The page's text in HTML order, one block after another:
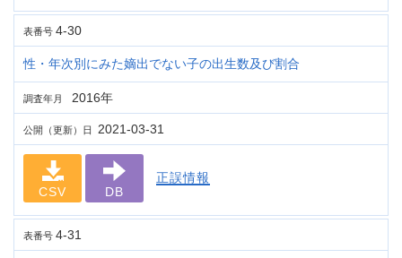
表番号 4-30
性・年次別にみた嫡出でない子の出生数及び割合
調査年月 2016年
公開（更新）日 2021-03-31
CSV DB
正誤情報
表番号 4-31